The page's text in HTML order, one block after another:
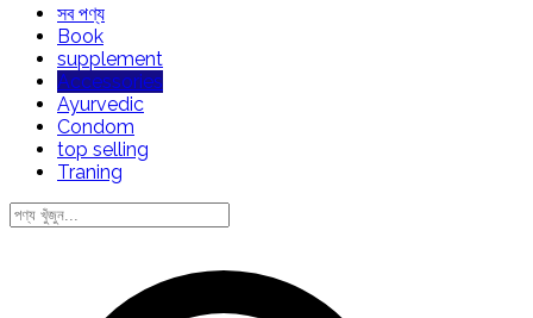
সব পণ্য
Book
supplement
Accessories
Ayurvedic
Condom
top selling
Traning